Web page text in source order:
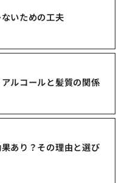
いための工夫
ルコールと髪質の関係
あり？その理由と選び